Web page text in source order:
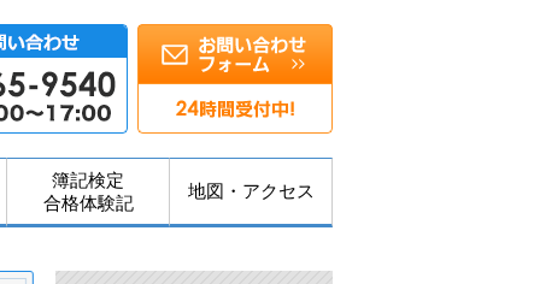
簿記検定
合格体験記
地図・アクセス